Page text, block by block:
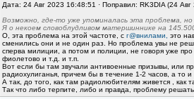
Дата: 24 Авг 2023 16:48:51 · Поправил: RK3DIA (24
Возможно, где-то уже упоминалась эта проблема,
Я о некоем словоблудливом матершиннике на
О, эта проблема на этой частоте, с г@внилами,
это
сменились они и не один раз. Но проблема увы не
сперва милиции, а потом и полиции, не говоря уже
фиолетово и т.д. и т.п.
Вот если бы там звучали антивоенные призывы, или
радиохулиганья, причем бы в течение 1-2 часов, а то
А так, до того, как там радиолюбителям живется , как
Так что либо терпите, либо и правда, проблему